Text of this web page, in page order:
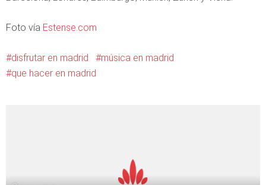
Foto vía Estense.com
disfrutar en madrid
música en madrid
que hacer en madrid